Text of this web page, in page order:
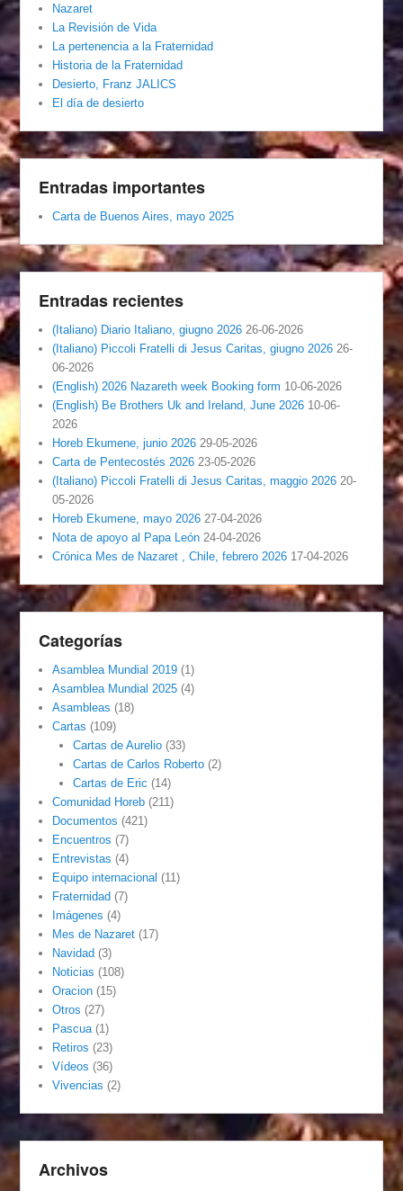
Nazaret
La Revisión de Vida
La pertenencia a la Fraternidad
Historia de la Fraternidad
Desierto, Franz JALICS
El día de desierto
Entradas importantes
Carta de Buenos Aires, mayo 2025
Entradas recientes
(Italiano) Diario Italiano, giugno 2026 26-06-2026
(Italiano) Piccoli Fratelli di Jesus Caritas, giugno 2026 26-
06-2026
(English) 2026 Nazareth week Booking form 10-06-2026
(English) Be Brothers Uk and Ireland, June 2026 10-06-
2026
Horeb Ekumene, junio 2026 29-05-2026
Carta de Pentecostés 2026 23-05-2026
(Italiano) Piccoli Fratelli di Jesus Caritas, maggio 2026 20-
05-2026
Horeb Ekumene, mayo 2026 27-04-2026
Nota de apoyo al Papa León 24-04-2026
Crónica Mes de Nazaret , Chile, febrero 2026 17-04-2026
Categorías
Asamblea Mundial 2019 (1)
Asamblea Mundial 2025 (4)
Asambleas (18)
Cartas (109)
Cartas de Aurelio(33)
Cartas de Carlos Roberto(2)
Cartas de Eric (14)
Comunidad Horeb (211)
Documentos (421)
Encuentros (7)
Entrevistas (4)
Equipo internacional (11)
Fraternidad (7)
Imágenes (4)
Mes de Nazaret (17)
Navidad (3)
Noticias (108)
Oracion (15)
Otros (27)
Pascua (1)
Retiros (23)
Vídeos (36)
Vivencias (2)
Archivos